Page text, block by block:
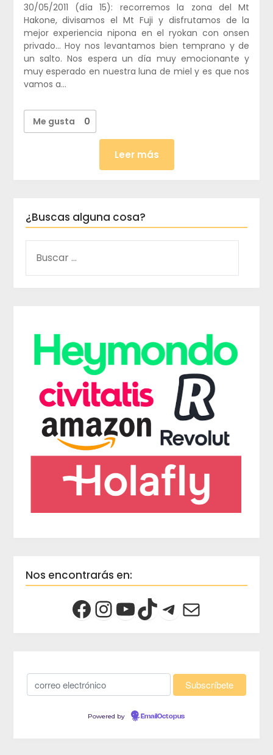
30/05/2011 (día 15): recorremos la zona del Mt
Hakone, divisamos el Mt Fuji y disfrutamos de la
mejor experiencia nipona en el ryokan con onsen
privado… Hoy nos levantamos bien temprano y de
un salto. Nos espera un día muy emocionante y
muy esperado en nuestra luna de miel y es que nos
vamos a…
Me gusta 0
Leer más
¿Buscas alguna cosa?
Nos encontrarás en:
Powered by EmailOctopus